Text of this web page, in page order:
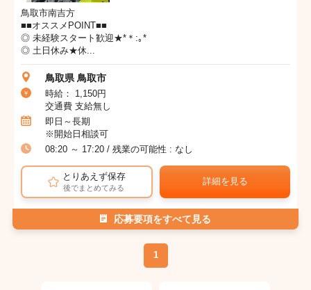
鳥取市南吉方
■■オススメPOINT■■
◎ 未経験スタート歓迎★*＊:｡*
◎ 土日休み★休...
鳥取県 鳥取市
時給： 1,150円
交通費 支給無し
即日～長期
※開始日相談可
08:20 ～ 17:20 / 残業の可能性 : なし
とりあえず保存
後でまとめてみる
詳細を見る
応募要項をすべて見る
1